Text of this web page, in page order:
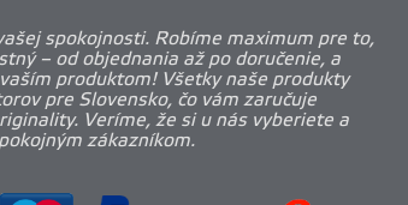
spokojnosti. Robíme maximum pre to,
– od objednania až po doručenie, a
produktom! Všetky naše produkty
pre Slovensko, čo vám zaručuje
Veríme, že si u nás vyberiete a
zákazníkom.